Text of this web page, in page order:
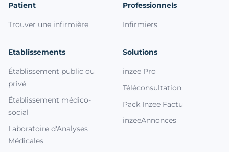
Patient
Trouver une infirmière
Professionnels
Infirmiers
Etablissements
Établissement public ou
privé
Établissement médico-
social
Laboratoire d'Analyses
Médicales
Solutions
inzee Pro
Téléconsultation
Pack Inzee Factu
inzeeAnnonces